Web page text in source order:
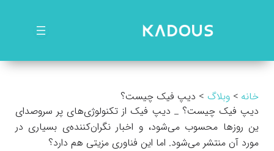
خانه وبلاگ
دیپ فیک چیست؟
دیپ فیک چیست؟ _ دیپ فیک از تکنولوژی‌های پر سروصدای
ین روزها محسوب می‌شود، و اخبار نگران‌کننده‌ی بسیاری در
مورد آن منتشر می‌شود. اما این فناوری مزیتی هم دارد؟